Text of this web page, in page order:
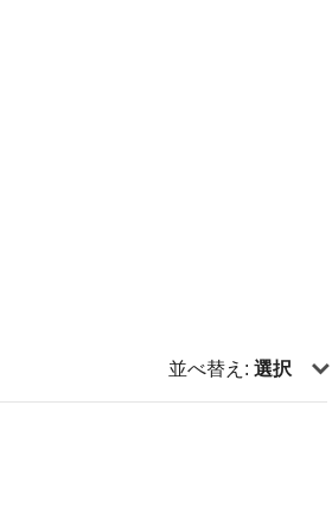
並べ替え: 選択